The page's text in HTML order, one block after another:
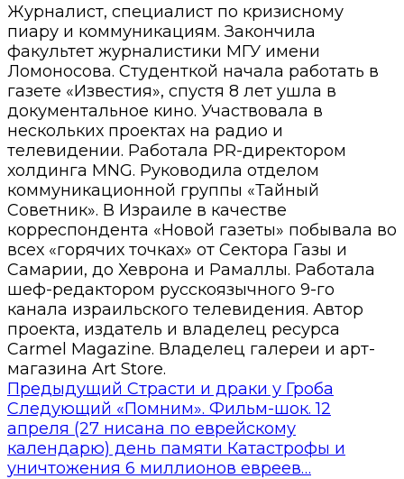
Журналист, специалист по кризисному
пиару и коммуникациям. Закончила
факультет журналистики МГУ имени
Ломоносова. Студенткой начала работать в
газете «Известия», спустя 8 лет ушла в
документальное кино. Участвовала в
нескольких проектах на радио и
телевидении. Работала PR-директором
холдинга MNG. Руководила отделом
коммуникационной группы «Тайный
Советник». В Израиле в качестве
корреспондента «Новой газеты» побывала во
всех «горячих точках» от Сектора Газы и
Самарии, до Хеврона и Рамаллы. Работала
шеф-редактором русскоязычного 9-го
канала израильского телевидения. Автор
проекта, издатель и владелец ресурса
Carmel Magazine. Владелец галереи и арт-
магазина Art Store.
Предыдущий Страсти и драки у Гроба
Следующий «Помним». Фильм-шок. 12
апреля (27 нисана по еврейскому
календарю) день памяти Катастрофы и
уничтожения 6 миллионов евреев…